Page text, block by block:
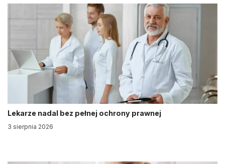
Lekarze nadal bez pełnej ochrony prawnej
3 sierpnia 2026